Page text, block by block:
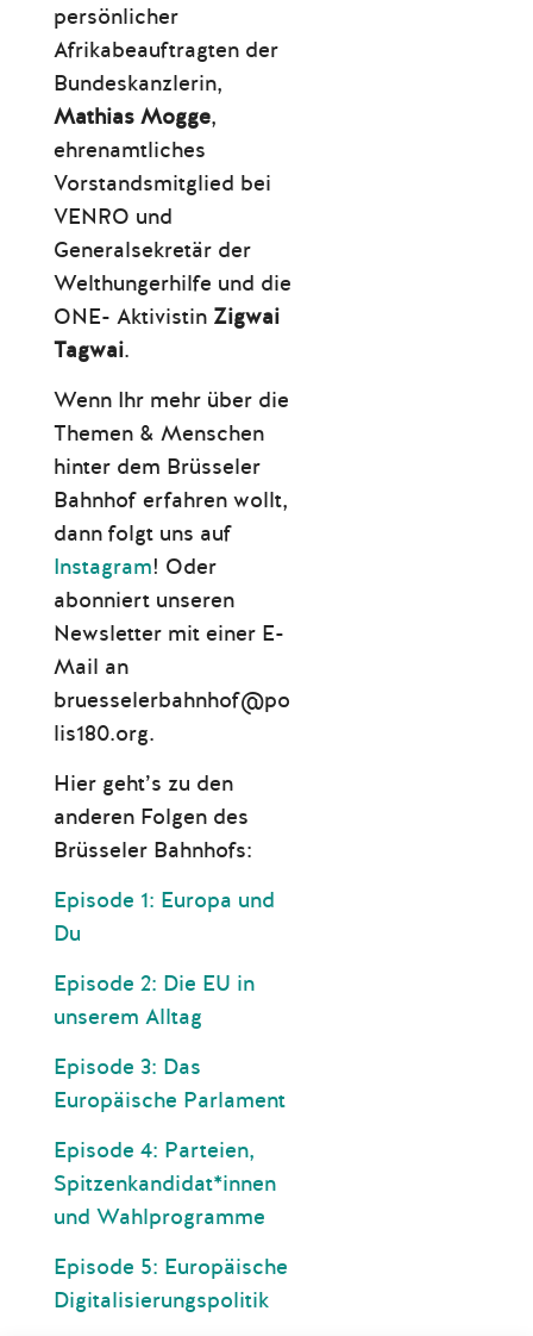
persönlicher
Afrikabeauftragten der
Bundeskanzlerin,
Mathias Mogge,
ehrenamtliches
Vorstandsmitglied bei
VENRO und
Generalsekretär der
Welthungerhilfe und die
ONE- Aktivistin Zigwai
Tagwai.
Wenn Ihr mehr über die
Themen & Menschen
hinter dem Brüsseler
Bahnhof erfahren wollt,
dann folgt uns auf
Instagram! Oder
abonniert unseren
Newsletter mit einer E-
Mail an
bruesselerbahnhof@po
lis180.org.
Hier geht’s zu den
anderen Folgen des
Brüsseler Bahnhofs:
Episode 1: Europa und
Du
Episode 2: Die EU in
unserem Alltag
Episode 3: Das
Europäische Parlament
Episode 4: Parteien,
Spitzenkandidat*innen
und Wahlprogramme
Episode 5: Europäische
Digitalisierungspolitik